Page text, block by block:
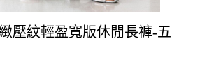
壓紋輕盈寬版休閒長褲-五